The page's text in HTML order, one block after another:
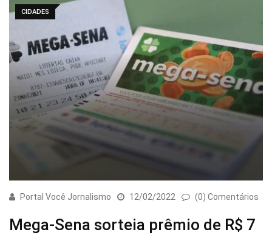
CIDADES
Portal Você Jornalismo 12/02/2022 (0) Comentários
Mega-Sena sorteia prêmio de R$ 7